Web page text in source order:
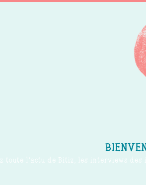
toute l'actu de Bitiz, les interviews